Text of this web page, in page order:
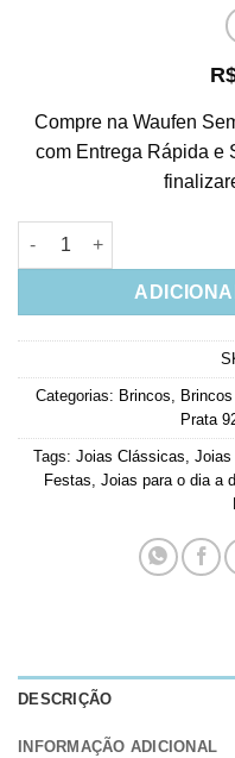
Compre na Waufen
com Entrega Rápida e
Brinco Gota Princess
Categorias: Brincos
Prata
Tags: Joias Clássicas Joias
Festas Joias para o dia a
DESCRIÇÃO
INFORMAÇÃO ADICIONAL